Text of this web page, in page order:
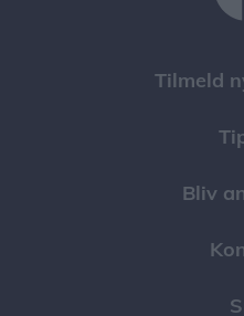
Tilmeld
Bliv